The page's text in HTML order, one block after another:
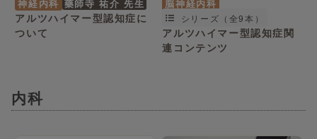
神経内科 藥師寺 祐介 先生
アルツハイマー型認知症に
ついて
脳神経内科
シリーズ（全9本）
アルツハイマー型認知症関
連コンテンツ
内科